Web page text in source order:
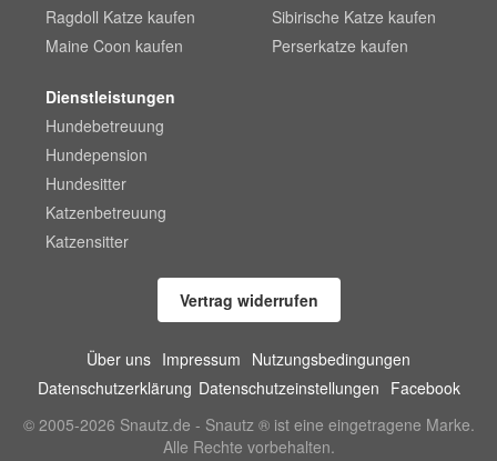
Ragdoll Katze kaufen
Maine Coon kaufen
Sibirische Katze kaufen
Perserkatze kaufen
Dienstleistungen
Hundebetreuung
Hundepension
Hundesitter
Katzenbetreuung
Katzensitter
Vertrag widerrufen
Über uns Impressum Nutzungsbedingungen
Datenschutzerklärung Datenschutzeinstellungen Facebook
© 2005-2026 Snautz.de - Snautz ® ist eine eingetragene Marke.
Alle Rechte vorbehalten.